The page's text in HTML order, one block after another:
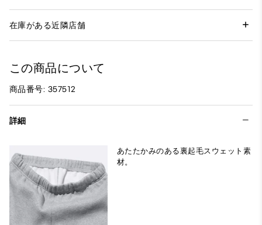
在庫がある近隣店舗
この商品について
商品番号: 357512
詳細
あたたかみのある裏起毛スウェット素
材。